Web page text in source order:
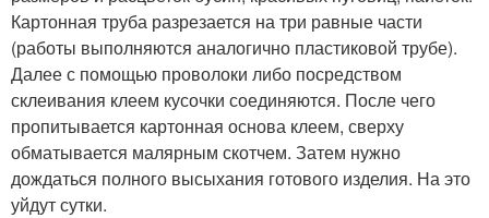
Картонная труба разрезается на три равные части
(работы выполняются аналогично пластиковой трубе).
Далее с помощью проволоки либо посредством
склеивания клеем кусочки соединяются. После чего
пропитывается картонная основа клеем, сверху
обматывается малярным скотчем. Затем нужно
дождаться полного высыхания готового изделия. На это
уйдут сутки.